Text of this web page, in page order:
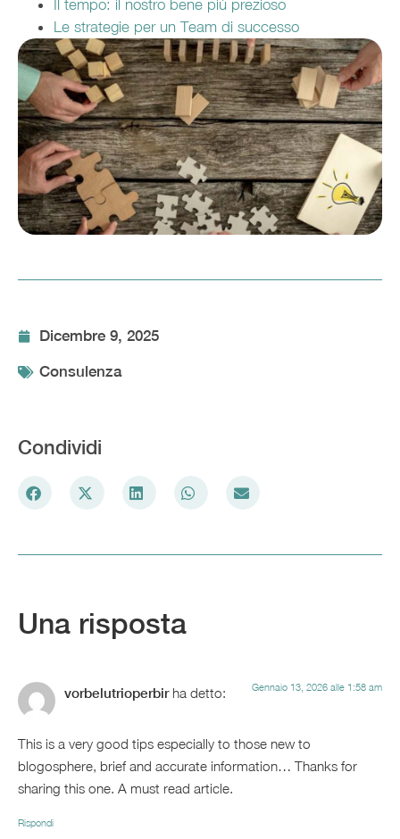
Il tempo: il nostro bene più prezioso
Le strategie per un Team di successo
Dicembre 9, 2025
Consulenza
Condividi
Una risposta
vorbelutrioperbir ha detto: Gennaio 13, 2026 alle 1:58 am
This is a very good tips especially to those new to
blogosphere, brief and accurate information… Thanks for
sharing this one. A must read article.
Rispondi